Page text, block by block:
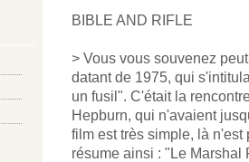
BIBLE AND RIFLE
> Vous vous souvenez
datant de 1975, qui
un fusil". C'était la
Hepburn, qui n'avaient
film est très simple, là
résume ainsi : "Le Marshal